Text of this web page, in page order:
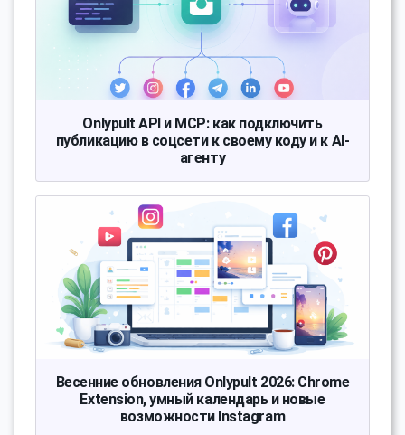
Onlypult API и MCP: как подключить
публикацию в соцсети к своему коду и к AI-
агенту
Весенние обновления Onlypult 2026: Chrome
Extension, умный календарь и новые
возможности Instagram